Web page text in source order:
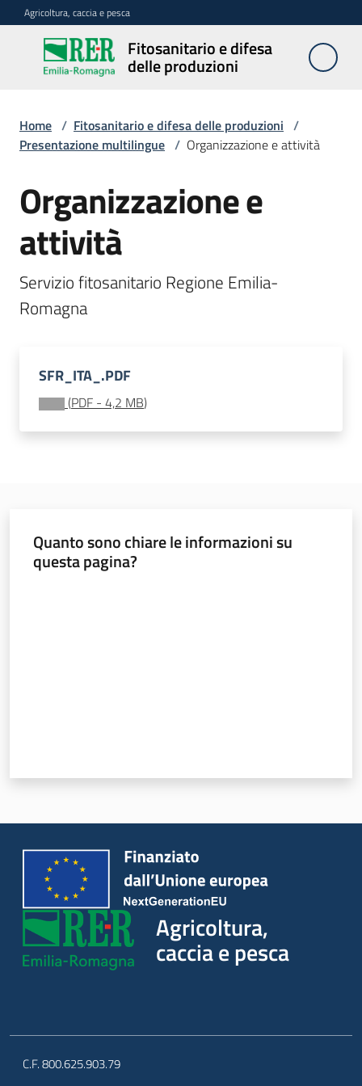
Vai al contenuto
Vai alla navigazione
Vai al footer
Agricoltura, caccia e pesca
Fitosanitario e difesa
delle produzioni
Fitosanitario
e difesa
produzioni
Avversità
delle
Sorveglianza
sostenibile
Vivaismo
Import-
Export
su
pesca
Home / Fitosanitario e difesa delle produzioni /
Presentazione multilingue / Organizzazione e attività
Organizzazione e
attività
Servizio fitosanitario Regione Emilia-
Romagna
SFR_ITA_.PDF
(PDF - 4,2 MB)
Quanto sono chiare le informazioni su
questa pagina?
Agricoltura,
caccia e pesca
C.F. 800.625.903.79